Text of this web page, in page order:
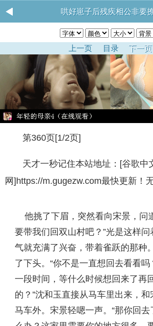
哄好崽子后残疾相公非要
上一页 目录 下一页
第360页[1/2页]
天才一秒记住本站地址：[谷歌中
网]https://m.gugezw.com最快更新！
他挑了下眉，突然看向宋景，问
要带我们回双山村吧？”光是这样
气就充满了兴奋，带着雀跃的那种
了下头。“你不是一直想回去看看
一段时间，等什么时候想回来了再
的？”沈和玉直接从马车里出来，
马车外。宋景轻嗯一声。“那你回